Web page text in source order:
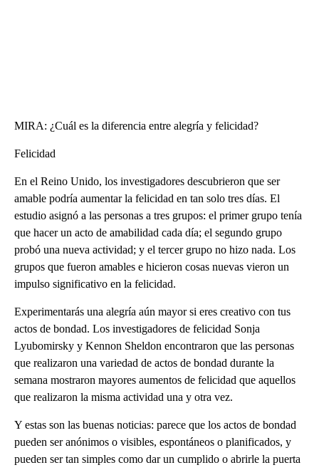
MIRA: ¿Cuál es la diferencia entre alegría y felicidad?
Felicidad
En el Reino Unido, los investigadores descubrieron que ser
amable podría aumentar la felicidad en tan solo tres días. El
estudio asignó a las personas a tres grupos: el primer grupo tenía
que hacer un acto de amabilidad cada día; el segundo grupo
probó una nueva actividad; y el tercer grupo no hizo nada. Los
grupos que fueron amables e hicieron cosas nuevas vieron un
impulso significativo en la felicidad.
Experimentarás una alegría aún mayor si eres creativo con tus
actos de bondad. Los investigadores de felicidad Sonja
Lyubomirsky y Kennon Sheldon encontraron que las personas
que realizaron una variedad de actos de bondad durante la
semana mostraron mayores aumentos de felicidad que aquellos
que realizaron la misma actividad una y otra vez.
Y estas son las buenas noticias: parece que los actos de bondad
pueden ser anónimos o visibles, espontáneos o planificados, y
pueden ser tan simples como dar un cumplido o abrirle la puerta